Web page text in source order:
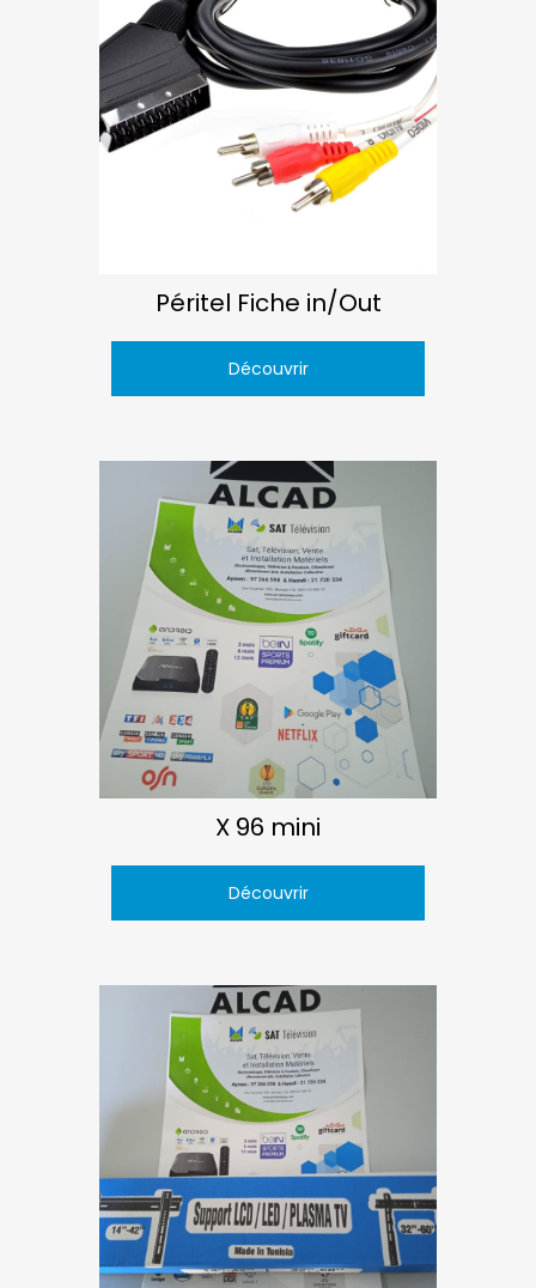
Péritel Fiche in/Out
Découvrir
X 96 mini
Découvrir